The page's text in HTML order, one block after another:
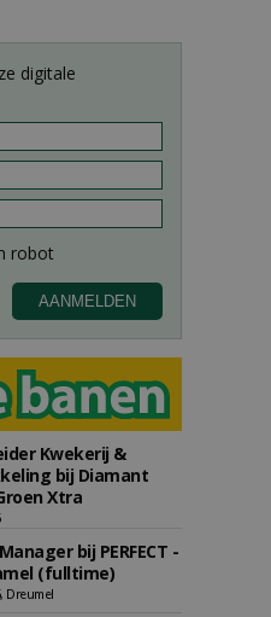
digitale
Kwekerij &
bij Diamant
Xtra
bij PERFECT -
(fulltime)
Dreumel